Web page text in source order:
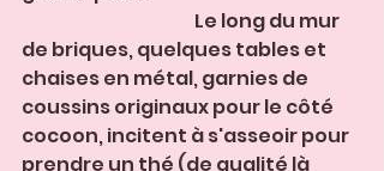
                                                Le long du mur
de briques, quelques tables et
chaises en métal, garnies de
coussins originaux pour le côté
cocoon, incitent à s'asseoir pour
prendre un thé (de qualité là